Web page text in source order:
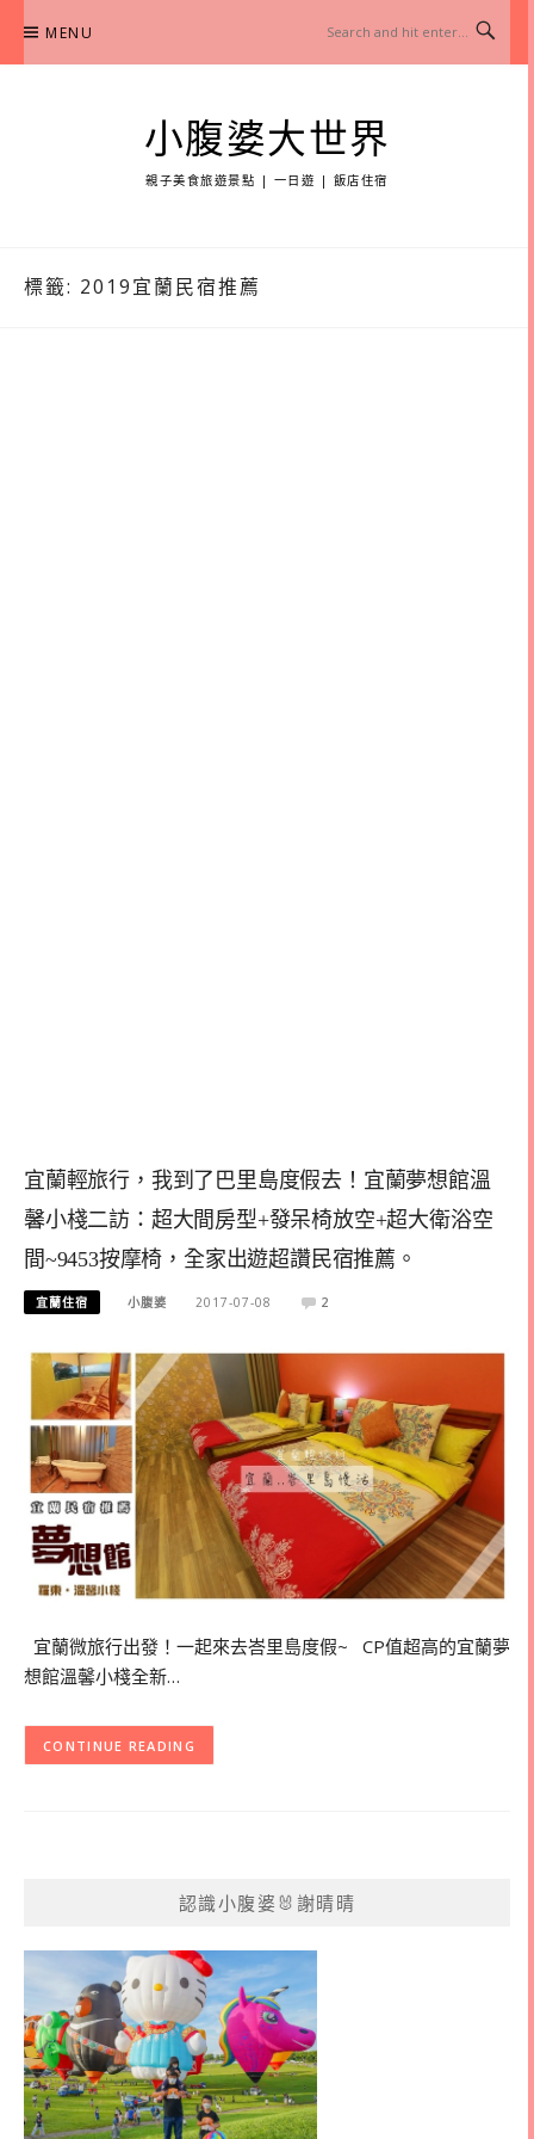
content
MENU
小腹婆大世界
親子美食旅遊景點 | 一日遊 | 飯店住宿
標籤: 2019宜蘭民宿推薦
宜蘭輕旅行，我到了巴里島度假去！宜蘭夢想館溫
馨小棧二訪：超大間房型+發呆椅放空+超大衛浴空
間~9453按摩椅，全家出遊超讚民宿推薦。
宜蘭住宿 小腹婆 2017-07-08 2
宜蘭微旅行出發！一起來去峇里島度假~ CP值超高的宜蘭夢
想館溫馨小棧全新…
CONTINUE READING
認識小腹婆🐰謝晴晴